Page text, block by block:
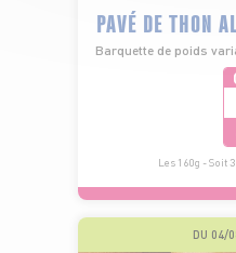
PAVÉ DE THON
Barquette de poids
Les 160g - Soit
DU 04/